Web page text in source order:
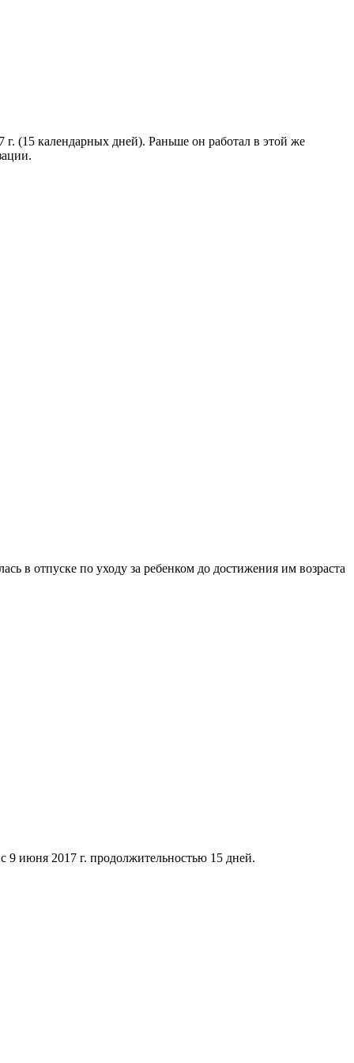
(15 календарных дней). Раньше он работал в этой же
в отпуске по уходу за ребенком до достижения им возраста
9 июня 2017 г. продолжительностью 15 дней.